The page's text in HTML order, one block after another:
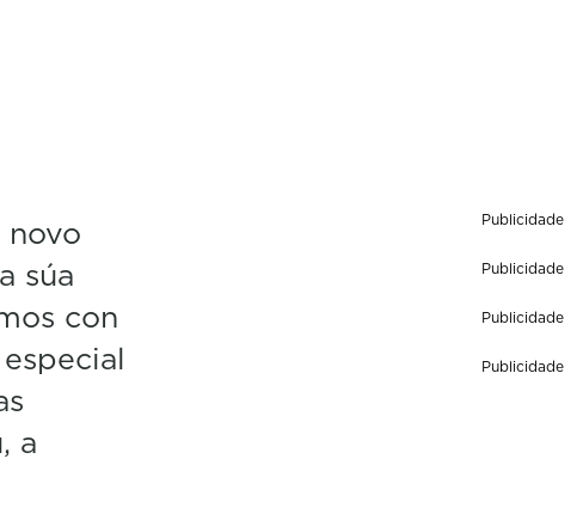
súa
con
a
Publicidade
Publicidade
Publicidade
Publicidade